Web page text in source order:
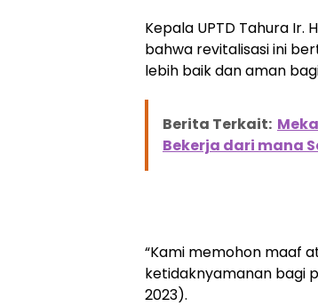
Kepala UPTD Tahura Ir.
bahwa revitalisasi ini
lebih baik dan aman
Berita Terkait:
Bekerja dari mana
“Kami memohon maaf
ketidaknyamanan bagi
2023).